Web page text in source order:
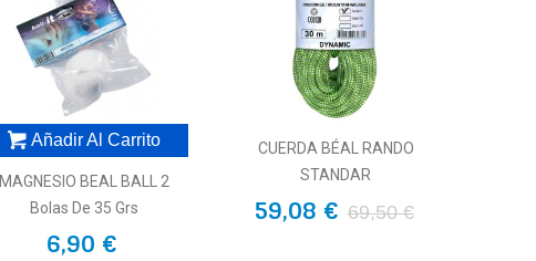
Añadir Al Carrito
MAGNESIO BEAL BALL 2
Bolas De 35 Grs
6,90 €
CUERDA BÉAL RANDO
STANDAR
59,08 € 69,50 €